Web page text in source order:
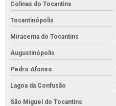
Colinas do Tocantins
Tocantinópolis
Miracema do Tocantins
Augustinópolis
Pedro Afonso
Lagoa da Confusão
São Miguel do Tocantins